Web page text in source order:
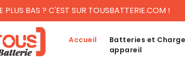
PLUS BAS ? C'EST SUR TOUSBATTERIE.COM !
Accueil
Batteries et
appareil